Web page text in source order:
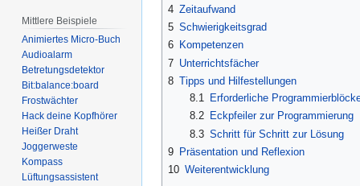
4 Zeitaufwand
5 Schwierigkeitsgrad
6 Kompetenzen
7 Unterrichtsfächer
8 Tipps und Hilfestellungen
8.1
Erforderliche
8.2
Eckpfeiler zur Programmierung
8.3 Schritt für Schritt zur Lösung
9 Präsentation und Reflexion
10 Weiterentwicklung
Mittlere Beispiele
Animiertes Micro-Buch
Audioalarm
Betretungsdetektor
Bit:balance:board
Frostwächter
Hack deine Kopfhörer
Heißer Draht
Joggerweste
Kompass
Lüftungsassistent